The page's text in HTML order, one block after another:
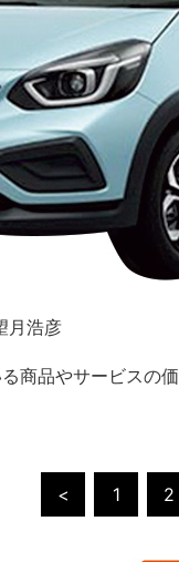
月浩彦
商品やサービスの
< 1 2